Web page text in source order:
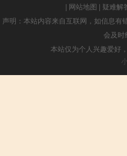
| 网站地图 | 疑难解
声明：本站内容来自互联网，如信息
会及时
本站仅为个人兴趣爱好